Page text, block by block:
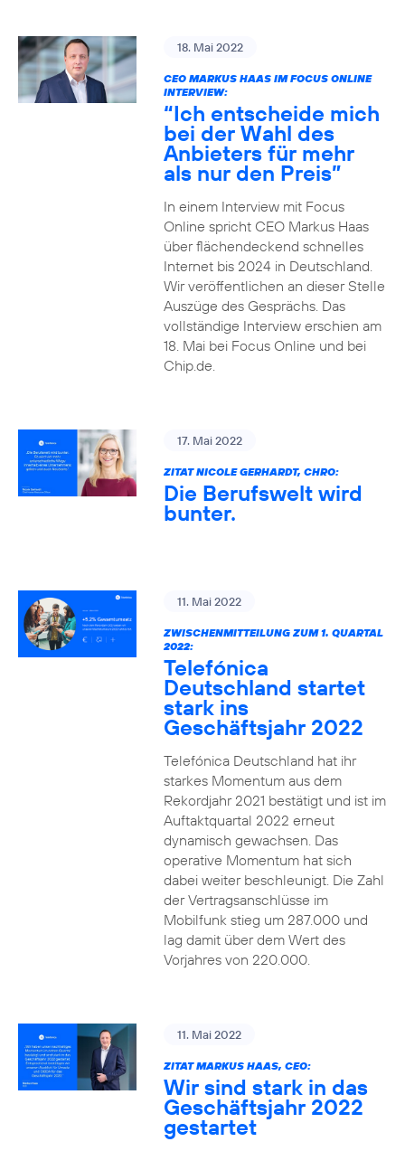
18. Mai 2022
CEO MARKUS HAAS IM FOCUS ONLINE
INTERVIEW:
“Ich entscheide mich
bei der Wahl des
Anbieters für mehr
als nur den Preis”
In einem Interview mit Focus
Online spricht CEO Markus Haas
über flächendeckend schnelles
Internet bis 2024 in Deutschland.
Wir veröffentlichen an dieser Stelle
Auszüge des Gesprächs. Das
vollständige Interview erschien am
18. Mai bei Focus Online und bei
Chip.de.
17. Mai 2022
ZITAT NICOLE GERHARDT, CHRO:
Die Berufswelt wird
bunter.
11. Mai 2022
ZWISCHENMITTEILUNG ZUM 1. QUARTAL
2022:
Telefónica
Deutschland startet
stark ins
Geschäftsjahr 2022
Telefónica Deutschland hat ihr
starkes Momentum aus dem
Rekordjahr 2021 bestätigt und ist im
Auftaktquartal 2022 erneut
dynamisch gewachsen. Das
operative Momentum hat sich
dabei weiter beschleunigt. Die Zahl
der Vertragsanschlüsse im
Mobilfunk stieg um 287.000 und
lag damit über dem Wert des
Vorjahres von 220.000.
11. Mai 2022
ZITAT MARKUS HAAS, CEO:
Wir sind stark in das
Geschäftsjahr 2022
gestartet